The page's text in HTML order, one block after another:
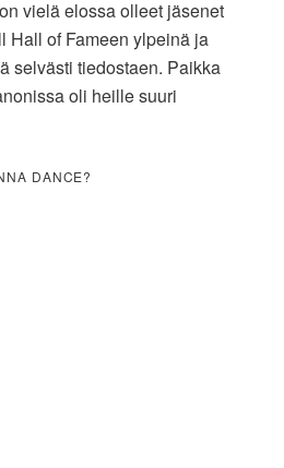
vielä elossa olleet jäsenet
Hall of Fameen ylpeinä ja
selvästi tiedostaen. Paikka
oli heille suuri
DANCE?